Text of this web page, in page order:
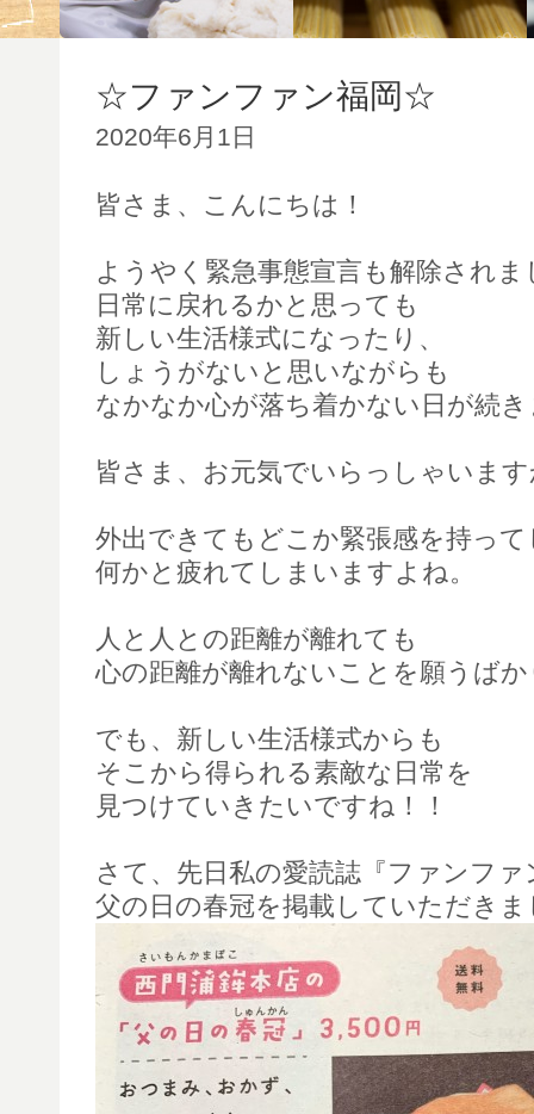
☆ファンファン福岡☆
2020年6月1日
皆さま、こんにちは！
ようやく緊急事態宣言も解除されま
日常に戻れるかと思っても
新しい生活様式になったり、
しょうがないと思いながらも
なかなか心が落ち着かない日が続
皆さま、お元気でいらっしゃいま
外出できてもどこか緊張感を持っ
何かと疲れてしまいますよね。
人と人との距離が離れても
心の距離が離れないことを願うば
でも、新しい生活様式からも
そこから得られる素敵な日常を
見つけていきたいですね！！
さて、先日私の愛読誌『ファンファ
父の日の春冠を掲載していただきま